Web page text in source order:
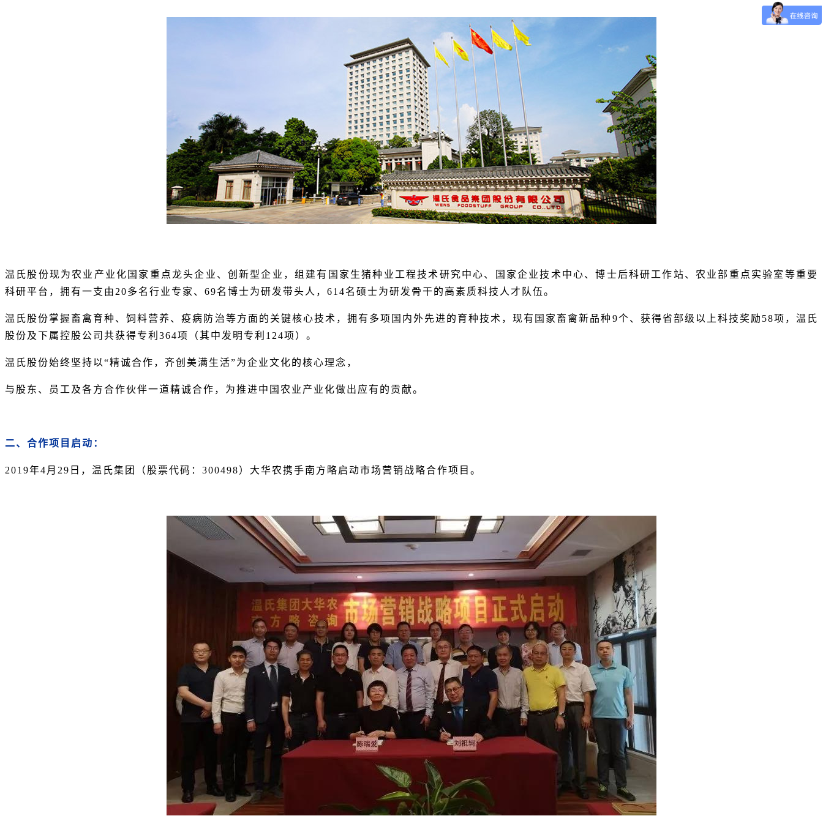
温氏股份现为农业产业化国家重点龙头企业、创新型企业，组建有国家生猪种业工程技术研究中心、国家企业技术中心、博士后科研工作站、农业部重点实验室等重要
科研平台，拥有一支由20多名行业专家、69名博士为研发带头人，614名硕士为研发骨干的高素质科技人才队伍。
温氏股份掌握畜禽育种、饲料营养、疫病防治等方面的关键核心技术，拥有多项国内外先进的育种技术，现有国家畜禽新品种9个、获得省部级以上科技奖励58项，温氏
股份及下属控股公司共获得专利364项（其中发明专利124项）。
温氏股份始终坚持以“精诚合作，齐创美满生活”为企业文化的核心理念，
与股东、员工及各方合作伙伴一道精诚合作，为推进中国农业产业化做出应有的贡献。
二、合作项目启动：
2019年4月29日，温氏集团（股票代码：300498）大华农携手南方略启动市场营销战略合作项目。